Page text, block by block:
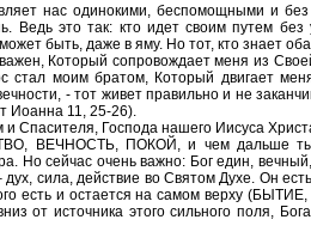
нас одинокими, беспомощными и
это так: кто идет своим путем без
быть, даже в яму. Но тот, кто знает
Который сопровождает меня из
стал моим братом, Который двигает
- тот живет правильно и не
Иоанна 11, 25-26).
Спасителя, Господа нашего Иисуса
ВЕЧНОСТЬ, ПОКОЙ, и чем дальше
сейчас очень важно: Бог един,
сила, действие во Святом Духе. Он
есть и остается на самом верху (БЫТИЕ,
от источника этого сильного поля,